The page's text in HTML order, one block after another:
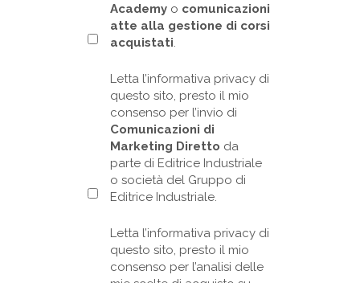
Academy o comunicazioni
atte alla gestione di corsi
acquistati.
Letta l’informativa privacy di
questo sito, presto il mio
consenso per l’invio di
Comunicazioni di
Marketing Diretto da
parte di Editrice Industriale
o società del Gruppo di
Editrice Industriale.
Letta l’informativa privacy di
questo sito, presto il mio
consenso per l’analisi delle